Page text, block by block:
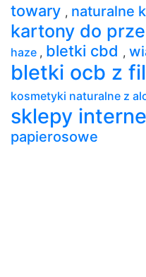
towary , naturalne
kartony do
haze , bletki cbd ,
bletki ocb z
kosmetyki naturalne z
sklepy
papierosowe